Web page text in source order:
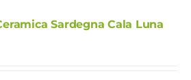
Sardegna Cala Luna